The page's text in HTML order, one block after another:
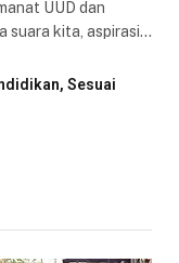
UUD dan
suara kita, aspirasi…
Sesuai